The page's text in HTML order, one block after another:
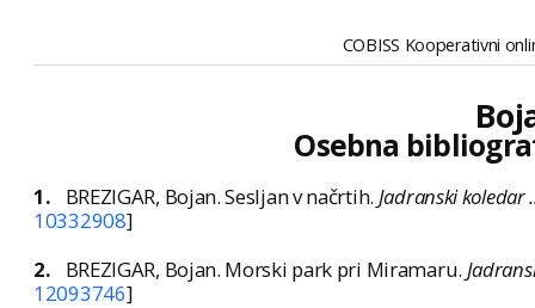
COBISS Kooperativni
Osebna
1. BREZIGAR, Bojan. Sesljan v načrtih. Jadranski koledar
10332908]
2.
BREZIGAR, Bojan. Morski park pri Miramaru.
12093746]